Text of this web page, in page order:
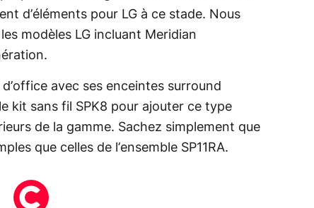
d’éléments pour LG à ce stade. Nous
modèles LG incluant Meridian
avec ses enceintes surround
kit sans fil SPK8 pour ajouter ce type
de la gamme. Sachez simplement que
que celles de l’ensemble SP11RA.